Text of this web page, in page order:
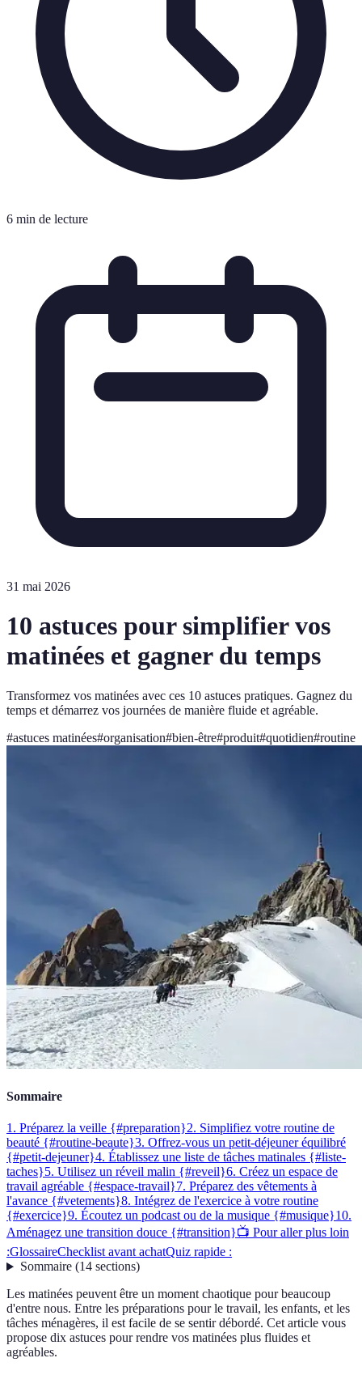
6 min de lecture
31 mai 2026
10 astuces pour simplifier vos
matinées et gagner du temps
Transformez vos matinées avec ces 10 astuces pratiques. Gagnez du
temps et démarrez vos journées de manière fluide et agréable.
#astuces matinées#organisation#bien-être#produit#quotidien#routine
Sommaire
1. Préparez la veille {#preparation}2. Simplifiez votre routine de
beauté {#routine-beaute}3. Offrez-vous un petit-déjeuner équilibré
{#petit-dejeuner}4. Établissez une liste de tâches matinales {#liste-
taches}5. Utilisez un réveil malin {#reveil}6. Créez un espace de
travail agréable {#espace-travail}7. Préparez des vêtements à
l'avance {#vetements}8. Intégrez de l'exercice à votre routine
{#exercice}9. Écoutez un podcast ou de la musique {#musique}10.
Aménagez une transition douce {#transition}📺 Pour aller plus loin
:GlossaireChecklist avant achatQuiz rapide :
Sommaire(14 sections)
Les matinées peuvent être un moment chaotique pour beaucoup
d'entre nous. Entre les préparations pour le travail, les enfants, et les
tâches ménagères, il est facile de se sentir débordé. Cet article vous
propose dix astuces pour rendre vos matinées plus fluides et
agréables.